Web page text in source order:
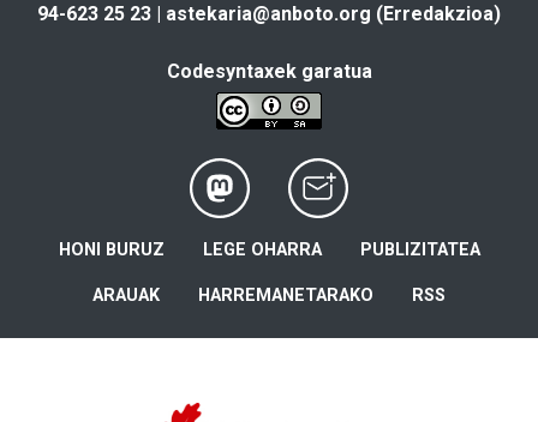
94-623 25 23 | astekaria@anboto.org (Erredakzioa)
Codesyntaxek garatua
HONI BURUZ LEGE OHARRA PUBLIZITATEA
ARAUAK HARREMANETARAKO RSS